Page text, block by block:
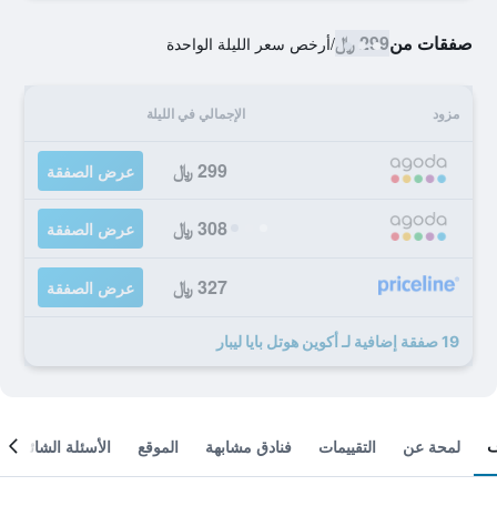
صفقات من299 ﷼ /أرخص سعر الليلة الواحدة
مزود الإجمالي في الليلة
299 ﷼ عرض الصفقة
308 ﷼ عرض الصفقة
327 ﷼ عرض الصفقة
19 صفقة إضافية لـ أكوين هوتل بايا ليبار
لمحة عن التقييمات فنادق مشابهة الموقع الأسئلة الشائعة